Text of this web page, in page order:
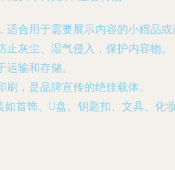
合用于需要展示内容的小赠品或
灰尘、湿气侵入，保护内容物。
输和存储。
，是品牌宣传的绝佳载体。
首饰、U盘、钥匙扣、文具、化